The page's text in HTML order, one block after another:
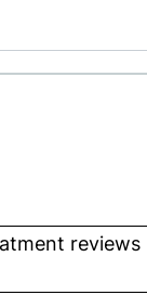
reviews